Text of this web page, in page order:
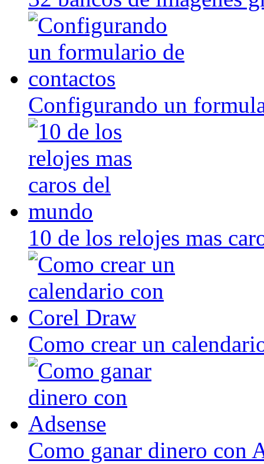
Configurando un
10 de los relojes mas
Como crear un
Como ganar dinero con